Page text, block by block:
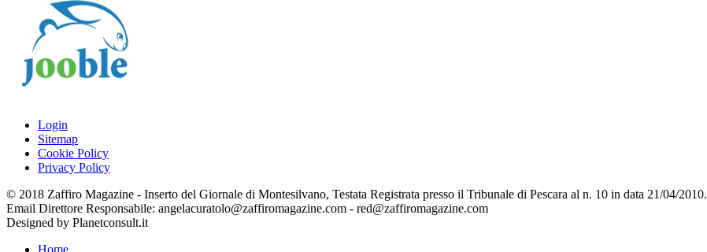
Login
Sitemap
Cookie Policy
Privacy Policy
© 2018 Zaffiro Magazine - Inserto del Giornale di Montesilvano, Testata Registrata presso il Tribunale di Pescara al n. 10 in data 21/04/2010.
Email Direttore Responsabile: angelacuratolo@zaffiromagazine.com - red@zaffiromagazine.com
Designed by Planetconsult.it
Home